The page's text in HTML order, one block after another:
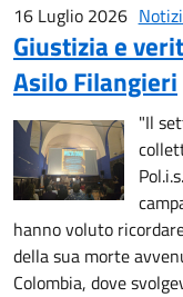
16 Luglio 2026
Giustizia e
Asilo Filangieri
"Il
hanno voluto
della sua morte
Colombia, dove